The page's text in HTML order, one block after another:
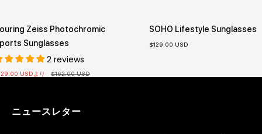
Zeiss Photochromic
Sunglasses
2 reviews
USD より
通
$162.00 USD
SOHO Lifestyle Sunglasses
セ
$129.00 USD
ニュースレター